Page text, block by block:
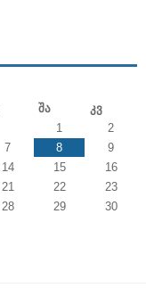
Შა Კვ
1
2
7 8
9
14 15
16
21 22
23
28 29
30